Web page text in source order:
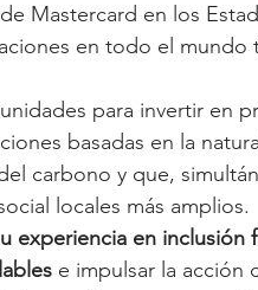
Mastercard en los
en todo el mundo
para invertir en
basadas en la
carbono y que,
locales más amplios.
experiencia en inclusión
e impulsar la acción